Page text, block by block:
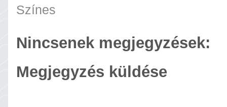
Színes
Nincsenek megjegyzések:
Megjegyzés küldése